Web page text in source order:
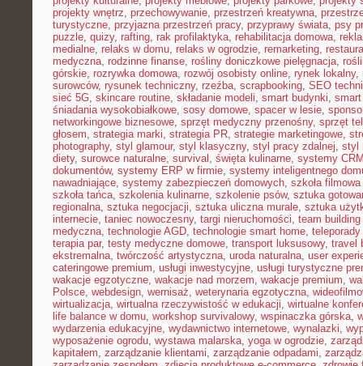
projekty wnętrz, przechowywanie, przestrzeń kreatywna,
turystyczne, przyjazna przestrzeń pracy, przyprawy świata, psy
puzzle, quizy, rafting, rak profilaktyka, rehabilitacja domowa,
medialne, relaks w domu, relaks w ogrodzie, remarketing,
medyczna, rodzinne finanse, rośliny doniczkowe pielęgnacja,
górskie, rozrywka domowa, rozwój osobisty online, rynek lokalny,
surowców, rysunek techniczny, rzeźba, scrapbooking, SEO
sieć 5G, skincare routine, składanie modeli, smart budynki,
śniadania wysokobiałkowe, sosy domowe, spacer w lesie,
networkingowe biznesowe, sprzęt medyczny przenośny, sprzęt
głosem, strategia marki, strategia PR, strategie marketingowe,
photography, styl glamour, styl klasyczny, styl pracy zdalnej, styl
diety, surowce naturalne, survival , święta kulinarne, systemy
dokumentów, systemy ERP w firmie, systemy inteligentnego
nawadniające, systemy zabezpieczeń domowych, szkoła
szkoła tańca, szkolenia kulinarne, szkolenie psów, sztuka
regionalna, sztuka negocjacji, sztuka uliczna murale, sztuka
internecie, taniec nowoczesny, targi nieruchomości, team
medyczna, technologie AGD, technologie smart home,
terapia par, testy medyczne domowe, transport luksusowy, travel
ekstremalna, twórczość artystyczna, uroda naturalna, user
cateringowe premium, usługi inwestycyjne, usługi turystyczne
wakacje egzotyczne, wakacje nad morzem, wakacje premium,
Polsce, webdesign, wernisaż, weterynaria egzotyczna,
wirtualizacja, wirtualna rzeczywistość w edukacji, wirtualne
life balance w domu, workshop survivalowy, wspinaczka górska,
wydarzenia edukacyjne, wydawnictwo internetowe, wynalazki,
wyposażenie ogrodu, wystawa malarska, yoga w ogrodzie,
kapitałem, zarządzanie klientami, zarządzanie odpadami,